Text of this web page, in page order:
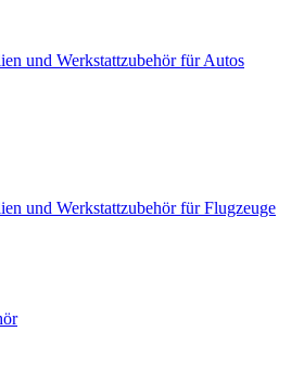
und Werkstattzubehör für Autos
und Werkstattzubehör für Flugzeuge